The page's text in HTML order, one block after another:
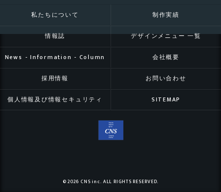
私たちについて 制作実績
情報誌 デザインメニュー 一覧
News - Information - Column 会社概要
採用情報 お問い合わせ
個人情報及び情報セキュリティ SITEMAP
© 2026 CNS inc. ALL RIGHTS RESERVED.